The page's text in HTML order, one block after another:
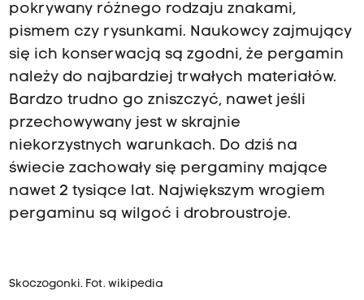
pokrywany różnego rodzaju znakami,
pismem czy rysunkami. Naukowcy zajmujący
się ich konserwacją są zgodni, że pergamin
należy do najbardziej trwałych materiałów.
Bardzo trudno go zniszczyć, nawet jeśli
przechowywany jest w skrajnie
niekorzystnych warunkach. Do dziś na
świecie zachowały się pergaminy mające
nawet 2 tysiące lat. Największym wrogiem
pergaminu są wilgoć i drobroustroje.
Skoczogonki. Fot. wikipedia